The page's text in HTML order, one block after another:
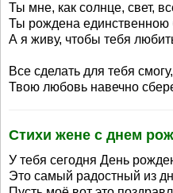
Ты мне, как солнце, свет,
Ты рождена единственною
А я живу, чтобы тебя
Все сделать для тебя смогу,
Твою любовь навечно
Стихи жене с днем
У тебя сегодня День
Это самый радостный из